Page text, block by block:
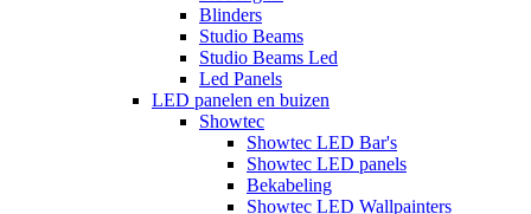
Blinders
Studio Beams
Studio Beams Led
Led Panels
LED panelen en buizen
Showtec
Showtec LED Bar's
Showtec LED panels
Bekabeling
Showtec LED Wallpainters